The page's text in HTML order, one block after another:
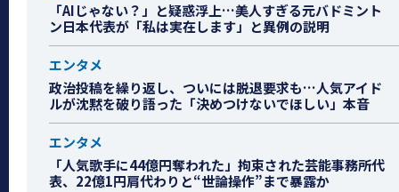
「AIじゃない？」と疑惑浮上…美人すぎる元バドミント
ン日本代表が「私は実在します」と異例の説明
エンタメ
政治投稿を繰り返し、ついには脱退要求も…人気アイド
ルが沈黙を破り語った「決めつけないでほしい」本音
エンタメ
「人気歌手に44億円奪われた」拘束された芸能事務所代
表、22億1円肩代わりと“世論操作”まで暴露か